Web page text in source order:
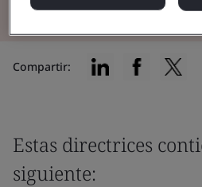
Compartir:
Estas directrices
siguiente: